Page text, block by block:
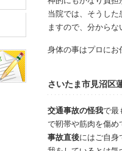
当院では、そうし
ますので、分からな
身体の事はプロにお
さいたま市見沼区
交通事故の怪我で最
で靭帯や筋肉を傷め
事故直後にはご自身